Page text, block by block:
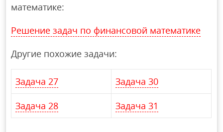
математике:
Решение задач по финансовой математике
Другие похожие задачи:
Задача 27 Задача 30
Задача 28 Задача 31